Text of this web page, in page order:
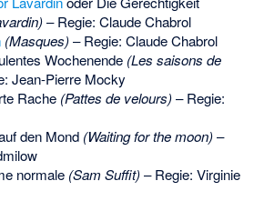
– Regie: Claude Chabrol
(Masques)– Regie: Claude Chabrol
Wochenende (Les saisons de
Jean-Pierre Mocky
Rache (Pattes de velours)– Regie:
den Mond (Waiting for the moon)–
normale (Sam Suffit)– Regie: Virginie